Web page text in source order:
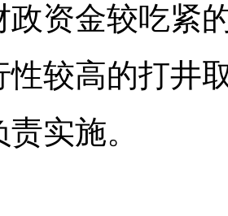
政资金较吃紧
性较高的打井
实施。